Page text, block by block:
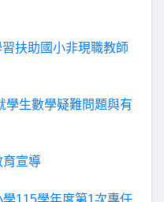
扶助國小非現職教師
學生數學疑難問題與有
育宣導
115學年度第1次專任